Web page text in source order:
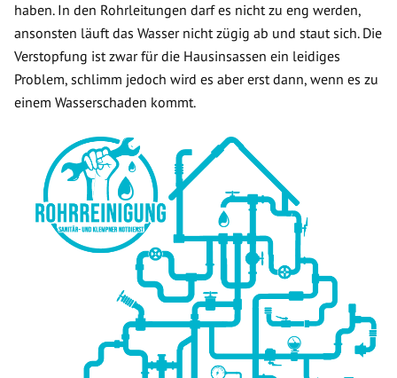
haben. In den Rohrleitungen darf es nicht zu eng werden,
ansonsten läuft das Wasser nicht zügig ab und staut sich. Die
Verstopfung ist zwar für die Hausinsassen ein leidiges
Problem, schlimm jedoch wird es aber erst dann, wenn es zu
einem Wasserschaden kommt.